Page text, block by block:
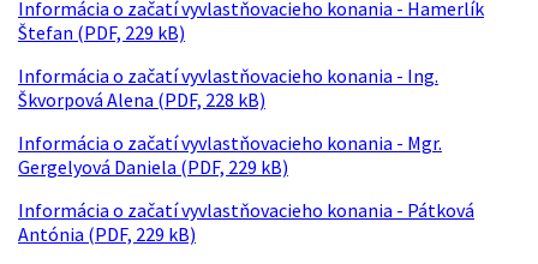
Informácia o začatí vyvlastňovacieho konania - Hamerlík
Štefan (PDF, 229 kB)
Informácia o začatí vyvlastňovacieho konania - Ing.
Škvorpová Alena (PDF, 228 kB)
Informácia o začatí vyvlastňovacieho konania - Mgr.
Gergelyová Daniela (PDF, 229 kB)
Informácia o začatí vyvlastňovacieho konania - Pátková
Antónia (PDF, 229 kB)